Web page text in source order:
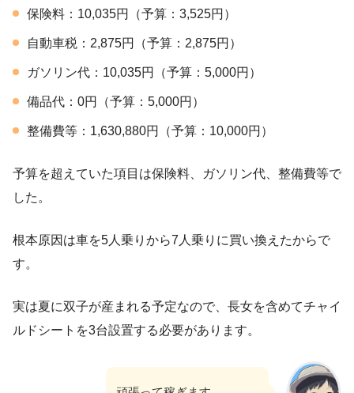
保険料：10,035円（予算：3,525円）
自動車税：2,875円（予算：2,875円）
ガソリン代：10,035円（予算：5,000円）
備品代：0円（予算：5,000円）
整備費等：1,630,880円（予算：10,000円）
予算を超えていた項目は保険料、ガソリン代、整備費等で
した。
根本原因は車を5人乗りから7人乗りに買い換えたからで
す。
実は夏に双子が産まれる予定なので、長女を含めてチャイ
ルドシートを3台設置する必要があります。